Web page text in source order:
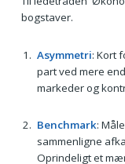
bogstaver.
Asymmetri: Kort
part ved mere
markeder og
Benchmark:
sammenligne
Oprindeligt et